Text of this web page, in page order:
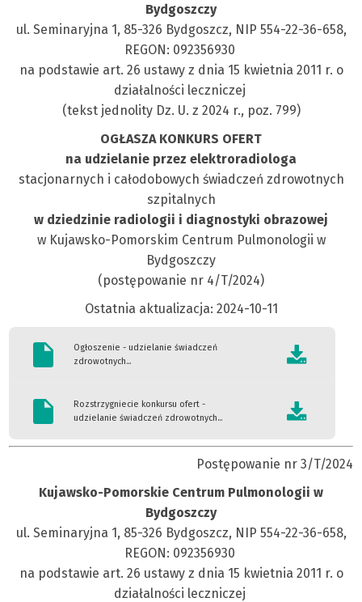
Bydgoszczy
ul. Seminaryjna 1, 85-326 Bydgoszcz, NIP 554-22-36-658,
REGON: 092356930
na podstawie art. 26 ustawy z dnia 15 kwietnia 2011 r. o
działalności leczniczej
(tekst jednolity Dz. U. z 2024 r., poz. 799)
OGŁASZA KONKURS OFERT
na udzielanie przez elektroradiologa
stacjonarnych i całodobowych świadczeń zdrowotnych
szpitalnych
w dziedzinie radiologii i diagnostyki obrazowej
w Kujawsko-Pomorskim Centrum Pulmonologii w
Bydgoszczy
(postępowanie nr 4/T/2024)
Ostatnia aktualizacja: 2024-10-11
Ogłoszenie - udzielanie świadczeń
zdrowotnych...
Rozstrzygniecie konkursu ofert -
udzielanie świadczeń zdrowotnych...
Postępowanie nr 3/T/2024
Kujawsko-Pomorskie Centrum Pulmonologii w
Bydgoszczy
ul. Seminaryjna 1, 85-326 Bydgoszcz, NIP 554-22-36-658,
REGON: 092356930
na podstawie art. 26 ustawy z dnia 15 kwietnia 2011 r. o
działalności leczniczej